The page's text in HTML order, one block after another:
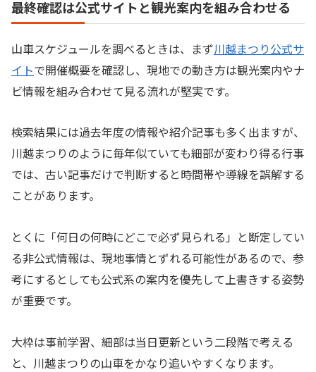
最終確認は公式サイトと観光案内を組み合わせる
山車スケジュールを調べるときは、まず川越まつり公式サ
イトで開催概要を確認し、現地での動き方は観光案内やナ
ビ情報を組み合わせて見る流れが堅実です。
検索結果には過去年度の情報や紹介記事も多く出ますが、
川越まつりのように毎年似ていても細部が変わり得る行事
では、古い記事だけで判断すると時間帯や導線を誤解する
ことがあります。
とくに「何日の何時にどこで必ず見られる」と断定してい
る非公式情報は、現地事情とずれる可能性があるので、参
考にするとしても公式系の案内を優先して上書きする姿勢
が重要です。
大枠は事前学習、細部は当日更新という二段階で考える
と、川越まつりの山車をかなり追いやすくなります。